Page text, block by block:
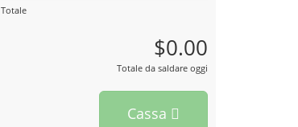
Totale
$0.00
Totale da saldare oggi
Cassa